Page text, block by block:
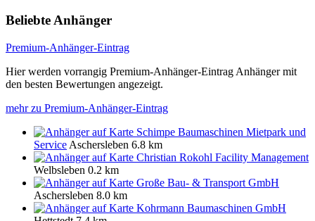
Beliebte Anhänger
Premium-Anhänger-Eintrag
Hier werden vorrangig Premium-Anhänger-Eintrag Anhänger mit
den besten Bewertungen angezeigt.
mehr zu Premium-Anhänger-Eintrag
Schimpe Baumaschinen Mietpark und
Service Aschersleben 6.8 km
Christian Rokohl Facility Management
Welbsleben 0.2 km
Große Bau- & Transport GmbH
Aschersleben 8.0 km
Kohrmann Baumaschinen GmbH